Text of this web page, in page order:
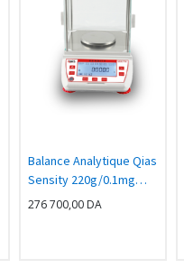
Balance Analytique Qias
Sensity 220g/0.1mg
Calibration Interne
276 700,00DA